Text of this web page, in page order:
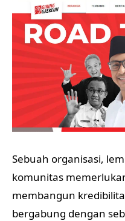
Sebuah organisasi,
komunitas
membangun
bergabung dengan